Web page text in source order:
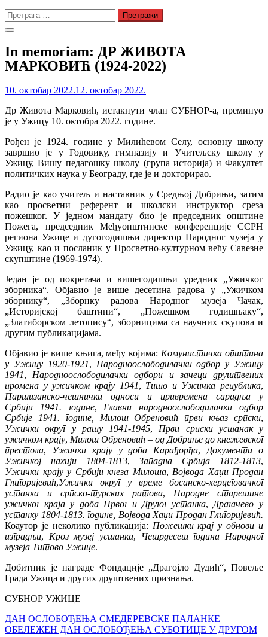
Претрага
за:
In memoriam: ДР ЖИВОТА
МАРКОВИЋ (1924-2022)
10. октобар 2022.12. октобар 2022.
Др Живота Марковић, истакнути члан СУБНОР-а, преминуо
је у Ужицу 10. октобра 2022. године.
Рођен је 1924. године у Милићевом Селу, основну школу
завршио је у Годовику, гимназију и Учитељску школу у
Ужицу, Вишу педагошку школу (група историја) и Факултет
политичких наука у Београду, где је и докторирао.
Радио је као учитељ и наставник у Средњој Добрињи, затим
као просветни референт и школски инструктор среза
пожешког. У једном мандату био је председник општине
Пожега, председник Међуопштинске конференције ССРН
региона Ужице и дугогодишњи директор Народног музеја у
Ужицу, као и посланик у Просветно-културном већу Савезне
скупштине (1969-1974).
Један је од покретача и вишегодишњи уредник „Ужичког
зборника“. Објавио је више десетина радова у „Ужичком
зборнику“, „Зборнку радова Народног музеја Чачак,
„Историјској баштини“, „Пожешком годишњаку“,
„Златиборском летопису“, зборницима са научних скупова и
другим публикацијама.
Објавио је више књига, међу којима: Комунистичка општина
у Ужицу 1920-1921, Народноослободилачки одбор у Ужицу
1941, Народноослободилачки одбори и зачеци друштвених
промена у ужичком крају 1941, Тито и Ужичка република,
Партизанско-четнички односи и привремена сарадња у
Србији 1941. године, Главни народноослободилачки одбор
Србије 1941. године,
Милош Обреновић први књаз српски,
Ужички округ у рату 1941-1945, Први српски устанак у
ужичком крају, Милош Обреновић – од Добриње до кнежевског
престола, Ужички крају у доба Карађорђа, Документи о
Ужичкој нахији 1804-1813,Западна Србија 1812-1813,
Ужички крају у Србији кнеза Милоша, Војвода Хаџи Продан
Глигоријевић,Ужички округ у време босанско-херцеговачког
устанка и српско-турских ратова, Народне старешине
ужичког краја у доба Првог и Другог устанка, Драгачево у
устанку 1804-1813. године , Војвода Хаџи Продан Глигоријевић.
Коаутор је неколико публикација: Пожешки крај у обнови и
изградњи, Кроз музеј устанка, Четрдесет година Народног
музеја Титово Ужице.
Добитник је награде Фондације „Драгојло Дудић“, Повеље
Града Ужица и других друштвених признања.
СУБНОР УЖИЦЕ
Кретање
ДАН ОСЛОБОЂЕЊА СМЕДЕРЕВСКЕ ПАЛAНКЕ
ОБЕЛЕЖЕН ДАН ОСЛОБОЂЕЊА СУБОТИЦЕ У ДРУГОМ